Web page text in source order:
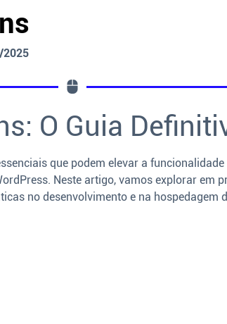
2025
O Guia
que podem elevar a funcionalidade
Neste artigo, vamos explorar em
no desenvolvimento e na hospedagem